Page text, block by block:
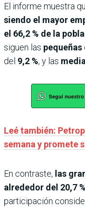
El informe muestra
siendo el mayor
el 66,2 % de la
siguen las pequeñas
del 9,2 %, y las
Leé también:
semana y promete
En contraste, las
alrededor del 20,7 %
participación